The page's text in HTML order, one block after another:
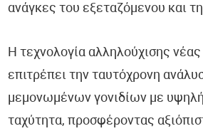
ανάγκες του εξεταζόμενου και
Η τεχνολογία αλληλούχισης νέας
επιτρέπει την ταυτόχρονη
μεμονωμένων γονιδίων με υψηλή
ταχύτητα, προσφέροντας